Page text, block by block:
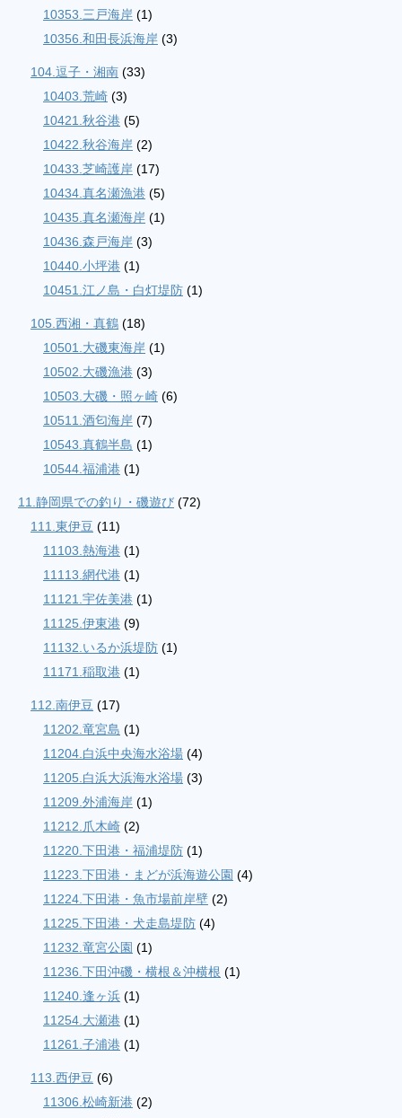
10353.三戸海岸 (1)
10356.和田長浜海岸 (3)
104.逗子・湘南 (33)
10403.荒崎 (3)
10421.秋谷港 (5)
10422.秋谷海岸 (2)
10433.芝崎護岸 (17)
10434.真名瀬漁港 (5)
10435.真名瀬海岸 (1)
10436.森戸海岸 (3)
10440.小坪港 (1)
10451.江ノ島・白灯堤防 (1)
105.西湘・真鶴 (18)
10501.大磯東海岸 (1)
10502.大磯漁港 (3)
10503.大磯・照ヶ崎 (6)
10511.酒匂海岸 (7)
10543.真鶴半島 (1)
10544.福浦港 (1)
11.静岡県での釣り・磯遊び (72)
111.東伊豆 (11)
11103.熱海港 (1)
11113.網代港 (1)
11121.宇佐美港 (1)
11125.伊東港 (9)
11132.いるか浜堤防 (1)
11171.稲取港 (1)
112.南伊豆 (17)
11202.竜宮島 (1)
11204.白浜中央海水浴場 (4)
11205.白浜大浜海水浴場 (3)
11209.外浦海岸 (1)
11212.爪木崎 (2)
11220.下田港・福浦堤防 (1)
11223.下田港・まどが浜海遊公園 (4)
11224.下田港・魚市場前岸壁 (2)
11225.下田港・犬走島堤防 (4)
11232.竜宮公園 (1)
11236.下田沖磯・横根＆沖横根 (1)
11240.逢ヶ浜 (1)
11254.大瀬港 (1)
11261.子浦港 (1)
113.西伊豆 (6)
11306.松崎新港 (2)